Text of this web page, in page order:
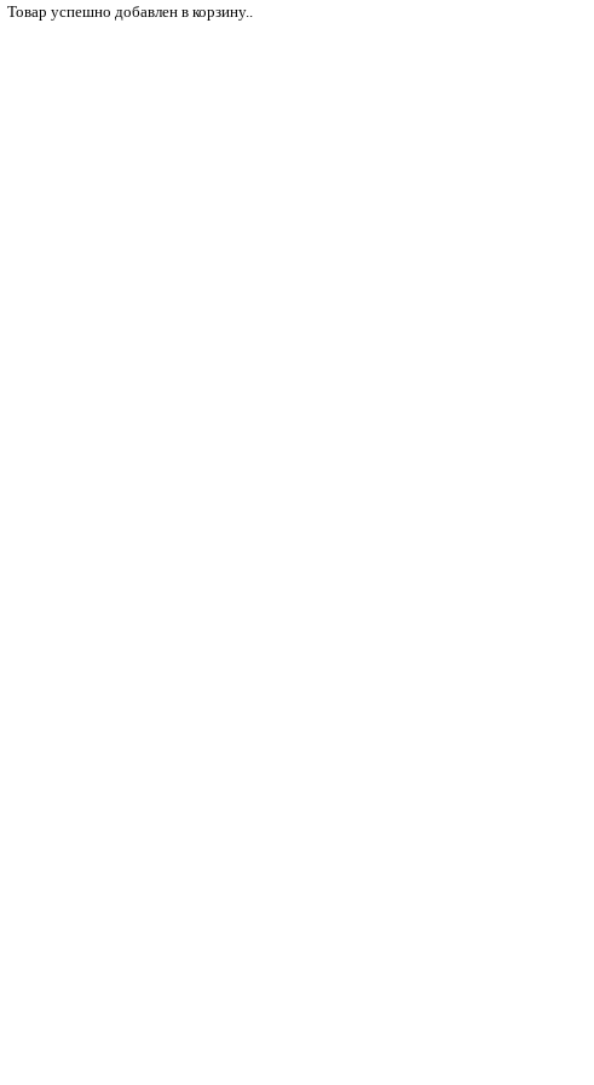
Товар успешно добавлен в корзину..